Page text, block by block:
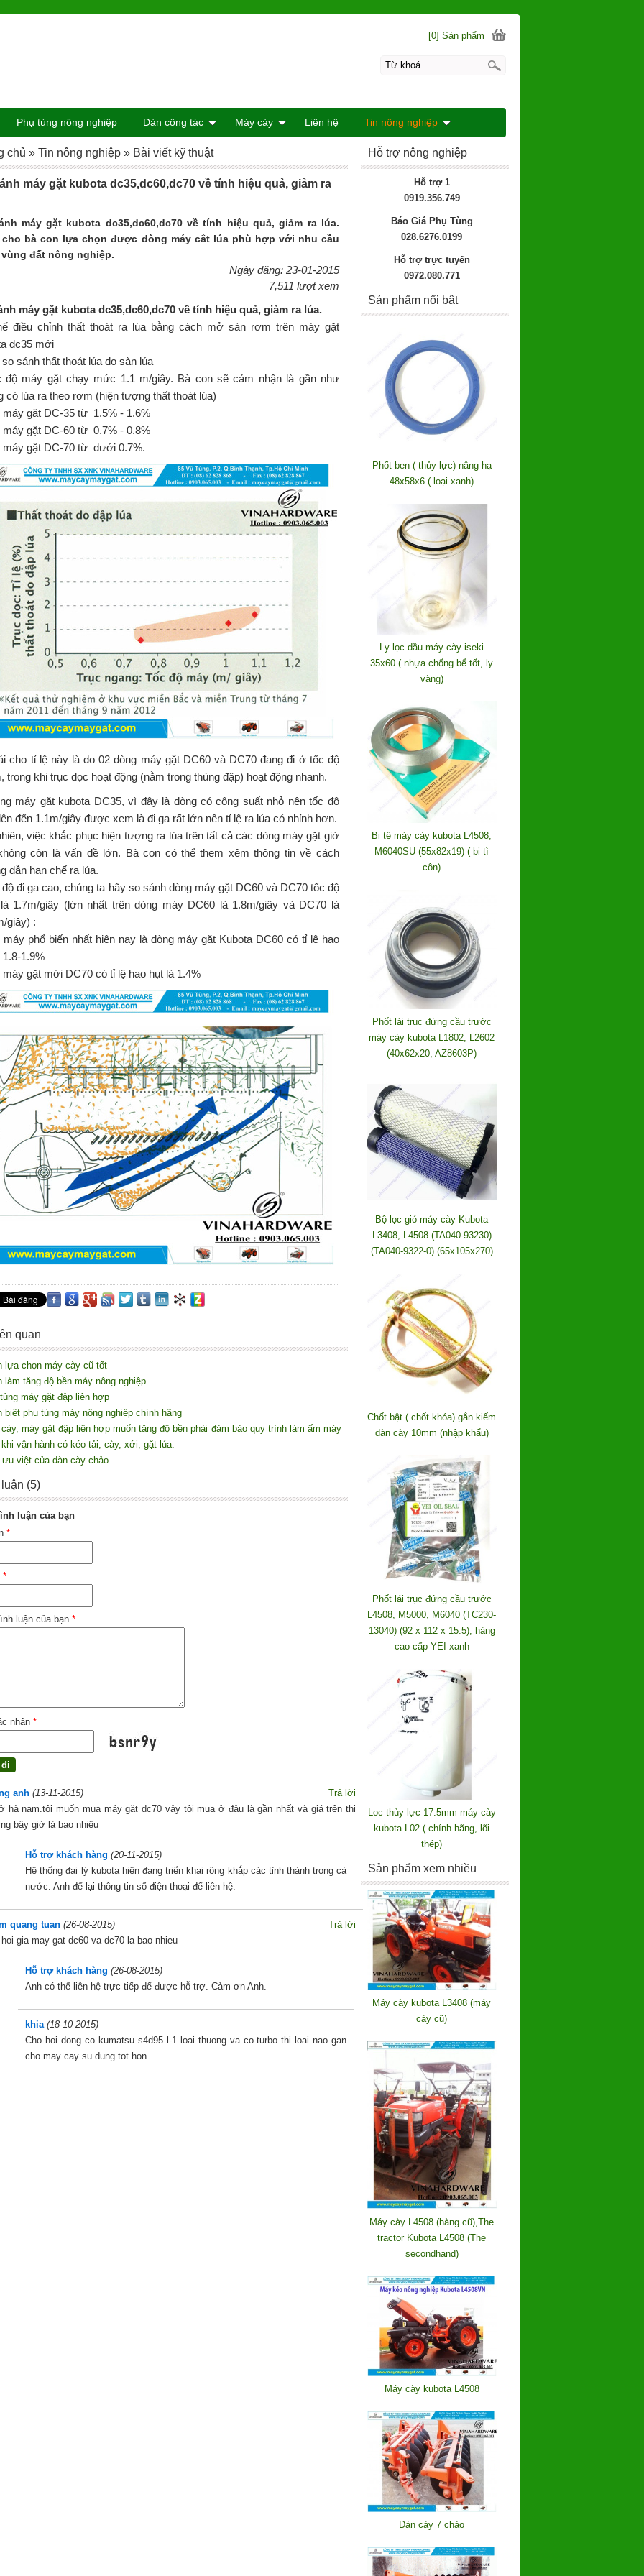
máy gặt kubota dc35,dc60,dc70 về tính hiệu quả, giảm ra
máy gặt kubota dc35,dc60,dc70 về tính hiệu quả, giảm ra lúa.
cho bà con lựa chọn được dòng máy cắt lúa phù hợp với nhu cầu
đất nông nghiệp.
Ngày đăng: 23-01-2015
7,511 lượt xem
máy gặt kubota dc35,dc60,dc70 về tính hiệu quả, giảm ra lúa.
điều chỉnh thất thoát ra lúa bằng cách mở sàn rơm trên máy gặt
dc35 mới
sánh thất thoát lúa do sàn lúa
độ máy gặt chạy mức 1.1 m/giây. Bà con sẽ cảm nhận là gần như
có lúa ra theo rơm (hiện tượng thất thoát lúa)
máy gặt DC-35 từ 1.5% - 1.6%
máy gặt DC-60 từ 0.7% - 0.8%
máy gặt DC-70 từ dưới 0.7%.
cho tỉ lệ này là do 02 dòng máy gặt DC60 và DC70 đang đi ở tốc độ
trong khi trục dọc hoạt động (nằm trong thùng đập) hoạt động nhanh.
máy gặt kubota DC35, vì đây là dòng có công suất nhỏ nên tốc độ
đến 1.1m/giây được xem là đi ga rất lớn nên tỉ lệ ra lúa có nhỉnh hơn.
việc khắc phục hiện tượng ra lúa trên tất cả các dòng máy gặt giờ
còn là vấn đề lớn. Bà con có thể them xêm thông tin về cách
dẫn hạn chế ra lúa.
đi ga cao, chúng ta hãy so sánh dòng máy gặt DC60 và DC70 tốc độ
1.7m/giây (lớn nhất trên dòng máy DC60 là 1.8m/giây và DC70 là
giây) :
máy phổ biến nhất hiện nay là dòng máy gặt Kubota DC60 có tỉ lệ hao
1.8-1.9%
máy gặt mới DC70 có tỉ lệ hao hụt là 1.4%
quan
lựa chọn máy cày cũ tốt
làm tăng độ bền máy nông nghiệp
máy gặt đập liên hợp
biệt phụ tùng máy nông nghiệp chính hãng
cày, máy gặt đập liên hợp muốn tăng độ bền phải đảm bảo quy trình làm ấm máy
vận hành có kéo tải, cày, xới, gặt lúa.
ưu việt của dàn cày chảo
(5)
luận của bạn
*
*
luận của bạn*
nhận*
anh (13-11-2015)
Trả lời
hà nam.tôi muốn mua máy gặt dc70 vậy tôi mua ở đâu là gần nhất và giá trên thị
bây giờ là bao nhiêu
Hỗ trợ khách hàng (20-11-2015)
Hệ thống đại lý kubota hiện đang triển khai rộng khắp các tỉnh thành trong cả
nước. Anh để lại thông tin số điện thoại để liên hệ.
quang tuan (26-08-2015)
Trả lời
hoi gia may gat dc60 va dc70 la bao nhieu
Hỗ trợ khách hàng (26-08-2015)
Anh có thể liên hệ trực tiếp để được hỗ trợ. Cảm ơn Anh.
khia (18-10-2015)
Cho hoi dong co kumatsu s4d95 l-1 loai thuong va co turbo thi loai nao gan
cho may cay su dung tot hon.
chủ »Tin nông nghiệp » Bài viết kỹ thuật Hỗ trợ nông nghiệp
Hỗ trợ 1
0919.356.749
Báo Giá Phụ Tùng
028.6276.0199
Hỗ trợ trực tuyến
0972.080.771
Sản phẩm nổi bật
Phốt ben ( thủy lực) nâng hạ
48x58x6 ( loại xanh)
Ly lọc dầu máy cày iseki
35x60 ( nhựa chống bể tốt, ly
vàng)
Bi tê máy cày kubota L4508,
M6040SU (55x82x19) ( bi tì
côn)
Phốt lái trục đứng cầu trước
máy cày kubota L1802, L2602
(40x62x20, AZ8603P)
Bộ lọc gió máy cày Kubota
L3408, L4508 (TA040-93230)
(TA040-9322-0) (65x105x270)
Chốt bật ( chốt khóa) gắn kiếm
dàn cày 10mm (nhập khẩu)
Phốt lái trục đứng cầu trước
L4508, M5000, M6040 (TC230-
13040) (92 x 112 x 15.5), hàng
cao cấp YEI xanh
Loc thủy lực 17.5mm máy cày
kubota L02 ( chính hãng, lõi
thép)
Sản phẩm xem nhiều
Máy cày kubota L3408 (máy
cày cũ)
Máy cày L4508 (hàng cũ),The
tractor Kubota L4508 (The
secondhand)
Máy cày kubota L4508
Dàn cày 7 chảo
[0] Sản phẩm
Phụ tùng nông nghiệp Dàn công tác Máy cày Liên hệ Tin nông nghiệp